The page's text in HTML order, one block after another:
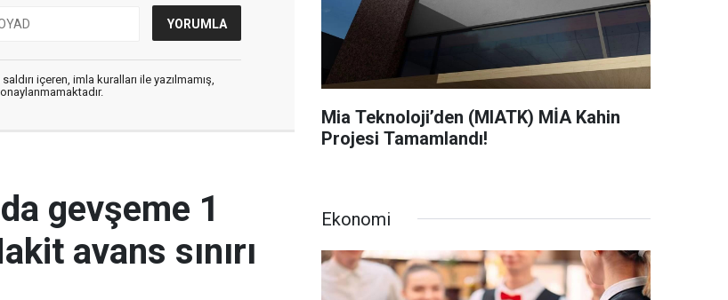
içeren, imla kuralları ile yazılmamış,
Mia Teknoloji’den (MIATK) MİA Kahin
Projesi Tamamlandı!
gevşeme 1
avans sınırı
Ekonomi